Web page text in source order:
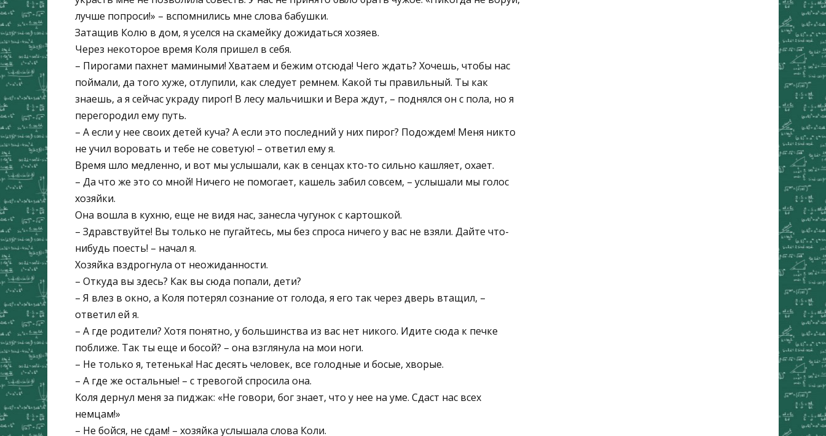
лучше попроси!» – вспомнились мне слова бабушки.
Затащив Колю в дом, я уселся на скамейку дожидаться хозяев.
Через некоторое время Коля пришел в себя.
– Пирогами пахнет мамиными! Хватаем и бежим отсюда! Чего ждать? Хочешь, чтобы нас
поймали, да того хуже, отлупили, как следует ремнем. Какой ты правильный. Ты как
знаешь, а я сейчас украду пирог! В лесу мальчишки и Вера ждут, – поднялся он с пола, но я
перегородил ему путь.
– А если у нее своих детей куча? А если это последний у них пирог? Подождем! Меня никто
не учил воровать и тебе не советую! – ответил ему я.
Время шло медленно, и вот мы услышали, как в сенцах кто-то сильно кашляет, охает.
– Да что же это со мной! Ничего не помогает, кашель забил совсем, – услышали мы голос
хозяйки.
Она вошла в кухню, еще не видя нас, занесла чугунок с картошкой.
– Здравствуйте! Вы только не пугайтесь, мы без спроса ничего у вас не взяли. Дайте что-
нибудь поесть! – начал я.
Хозяйка вздрогнула от неожиданности.
– Откуда вы здесь? Как вы сюда попали, дети?
– Я влез в окно, а Коля потерял сознание от голода, я его так через дверь втащил, –
ответил ей я.
– А где родители? Хотя понятно, у большинства из вас нет никого. Идите сюда к печке
поближе. Так ты еще и босой? – она взглянула на мои ноги.
– Не только я, тетенька! Нас десять человек, все голодные и босые, хворые.
– А где же остальные! – с тревогой спросила она.
Коля дернул меня за пиджак: «Не говори, бог знает, что у нее на уме. Сдаст нас всех
немцам!»
– Не бойся, не сдам! – хозяйка услышала слова Коли.